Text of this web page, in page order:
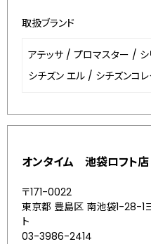
取扱ブランド
アテッサ / プロマスター /
シチズン エル / シチズンコ
オンタイム 池袋ロフト店
〒171-0022
東京都 豊島区 南池袋1-28-1
ト
03-3986-2414